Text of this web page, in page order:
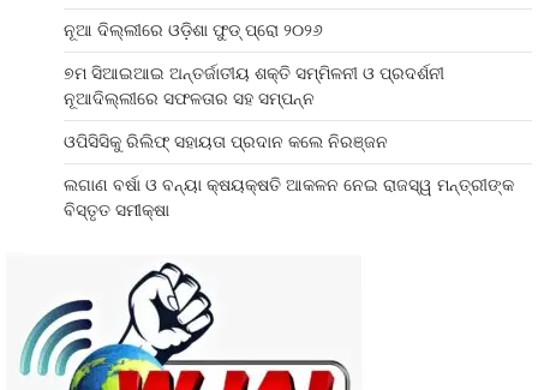
ନୂଆ ଦିଲ୍ଲୀରେ ଓଡ଼ିଶା ଫୁଡ୍ ପ୍ରୋ ୨୦୨୬
୭ମ ସିଆଇଆଇ ଅନ୍ତର୍ଜାତୀୟ ଶକ୍ତି ସମ୍ମିଳନୀ ଓ ପ୍ରଦର୍ଶନୀ
ନୂଆଦିଲ୍ଲୀରେ ସଫଳତାର ସହ ସମ୍ପନ୍ନ
ଓପିସିସିକୁ ରିଲିଫ୍ ସହାୟତା ପ୍ରଦାନ କଲେ ନିରଞ୍ଜନ
ଲଗାଣ ବର୍ଷା ଓ ବନ୍ୟା କ୍ଷୟକ୍ଷତି ଆକଳନ ନେଇ ରାଜସ୍ୱ ମନ୍ତ୍ରୀଙ୍କ
ବିସ୍ତୃତ ସମୀକ୍ଷା